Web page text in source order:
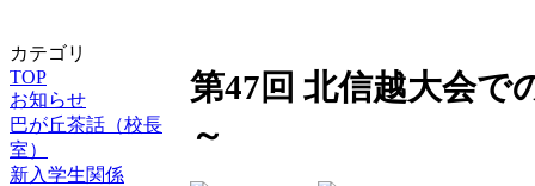
カテゴリ
TOP
お知らせ
巴が丘茶話（校長
室）
新入学生関係
第47回 北信越大会で
～